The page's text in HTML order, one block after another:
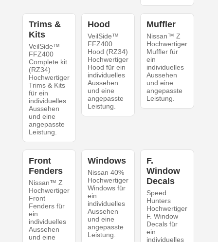
Trims &
Kits
VeilSide™
FFZ400
Complete kit
(RZ34)
Hochwertiger
Trims & Kits
für ein
individuelles
Aussehen
und eine
angepasste
Leistung.
Hood
VeilSide™
FFZ400
Hood (RZ34)
Hochwertiger
Hood für ein
individuelles
Aussehen
und eine
angepasste
Leistung.
Muffler
Nissan™ Z
Hochwertiger
Muffler für
ein
individuelles
Aussehen
und eine
angepasste
Leistung.
Front
Fenders
Nissan™ Z
Hochwertiger
Front
Fenders für
ein
individuelles
Aussehen
und eine
Windows
Nissan 40%
Hochwertiger
Windows für
ein
individuelles
Aussehen
und eine
angepasste
Leistung.
F.
Window
Decals
Speed
Hunters
Hochwertiger
F. Window
Decals für
ein
individuelles